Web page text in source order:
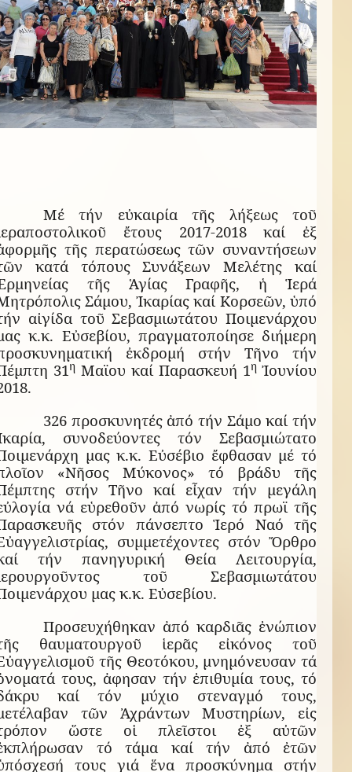
Μέ τήν εὐκαιρία τῆς λήξεως τοῦ
ἔτους 2017-2018 καί ἐξ
τῆς περατώσεως τῶν συναντήσεων
κατά τόπους Συνάξεων Μελέτης καί
τῆς Ἁγίας Γραφῆς, ἡ Ἱερά
Σάμου, Ἰκαρίας καί Κορσεῶν, ὑπό
αἰγίδα τοῦ Σεβασμιωτάτου Ποιμενάρχου
κ.κ. Εὐσεβίου, πραγματοποίησε διήμερη
ἐκδρομή στήν Τῆνο τήν
31η Μαϊου καί Παρασκευή 1 η Ἰουνίου
326 προσκυνητές ἀπό τήν Σάμο καί τήν
συνοδεύοντες τόν Σεβασμιώτατο
μας κ.κ. Εὐσέβιο ἔφθασαν μέ τό
«Νῆσος Μύκονος» τό βράδυ τῆς
στήν Τῆνο καί εἶχαν τήν μεγάλη
νά εὑρεθοῦν ἀπό νωρίς τό πρωϊ τῆς
στόν πάνσεπτο Ἱερό Ναό τῆς
συμμετέχοντες στόν Ὄρθρο
τήν πανηγυρική Θεία Λειτουργία,
τοῦ Σεβασμιωτάτου
μας κ.κ. Εὐσεβίου.
Προσευχήθηκαν ἀπό καρδιᾶς ἐνώπιον
θαυματουργοῦ ἱερᾶς εἰκόνος τοῦ
τῆς Θεοτόκου, μνημόνευσαν τά
τους, ἀφησαν τήν ἐπιθυμία τους, τό
καί τόν μύχιο στεναγμό τους,
τῶν Ἀχράντων Μυστηρίων, εἰς
ὥστε οἱ πλεῖστοι ἐξ αὐτῶν
τό τάμα καί τήν ἀπό ἐτῶν
τους γιά ἕνα προσκύνημα στήν